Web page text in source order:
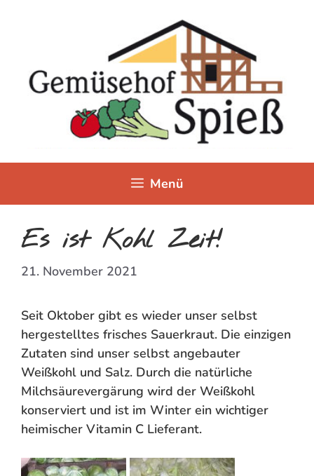
Menü
Es ist Kohl Zeit!
21. November 2021
Seit Oktober gibt es wieder unser selbst
hergestelltes frisches Sauerkraut. Die einzigen
Zutaten sind unser selbst angebauter
Weißkohl und Salz. Durch die natürliche
Milchsäurevergärung wird der Weißkohl
konserviert und ist im Winter ein wichtiger
heimischer Vitamin C Lieferant.